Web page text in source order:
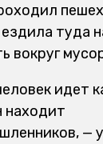
туда
вокруг
идет
находит
—